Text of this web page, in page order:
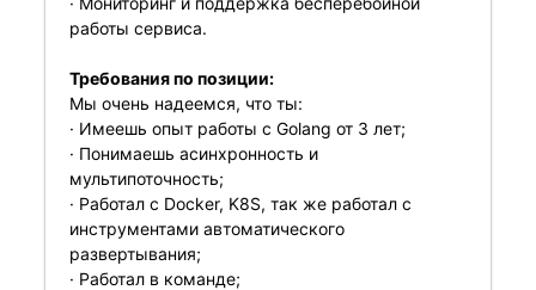
работы сервиса.
Требования по позиции:
Мы очень надеемся, что ты:
· Имеешь опыт работы с Golang от 3 лет;
· Понимаешь асинхронность и
мультипоточность;
· Работал с Docker, K8S, так же работал с
инструментами автоматического
развертывания;
· Работал в команде;